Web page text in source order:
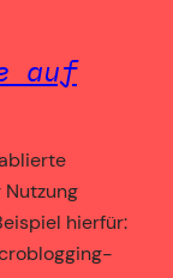
auf
hierfür: